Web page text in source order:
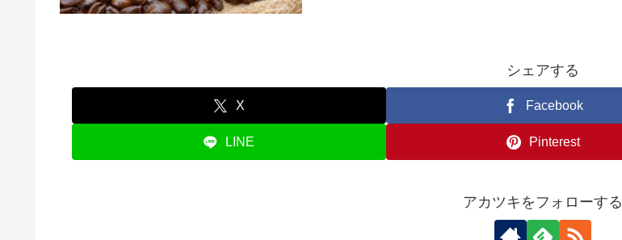
シェアする
X Facebook
LINE Pinterest
アカツキをフォローする